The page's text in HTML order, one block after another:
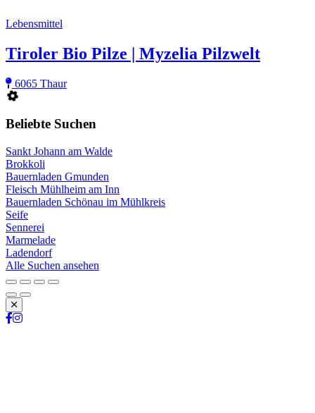
Lebensmittel
Tiroler Bio Pilze | Myzelia Pilzwelt
6065 Thaur
Beliebte Suchen
Sankt Johann am Walde
Brokkoli
Bauernladen Gmunden
Fleisch Mühlheim am Inn
Bauernladen Schönau im Mühlkreis
Seife
Sennerei
Marmelade
Ladendorf
Alle Suchen ansehen
Schließen